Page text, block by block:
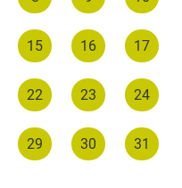
15 16 17
22 23 24
29 30 31